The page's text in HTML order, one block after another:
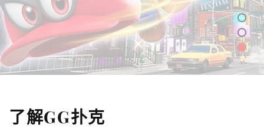
了解GG扑克